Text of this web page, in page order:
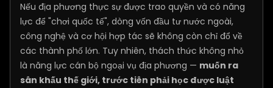
Nếu địa phương thực sự được trao quyền và có năng
lực để "chơi quốc tế", dòng vốn đầu tư nước ngoài,
công nghệ và cơ hội hợp tác sẽ không còn chỉ đổ về
các thành phố lớn. Tuy nhiên, thách thức không nhỏ
là năng lực cán bộ ngoại vụ địa phương — muốn ra
sân khấu thế giới, trước tiên phải học được luật